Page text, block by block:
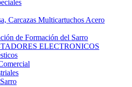
Carcazas Multicartuchos Acero
de Formación del Sarro
ELECTRONICOS